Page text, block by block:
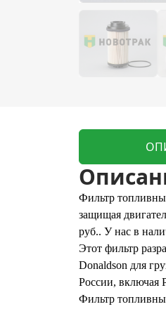
Фильтр
защищая
руб.. У нас в
Этот фильтр
Donaldson для
России, включая
Фильтр